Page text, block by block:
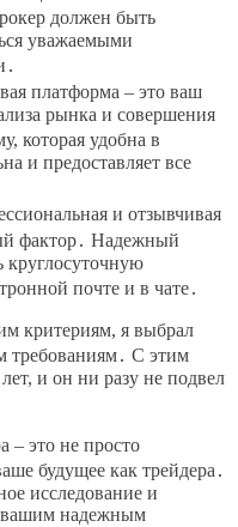
должен быть
уважаемыми
платформа – это ваш
рынка и совершения
которая удобна в
и предоставляет все
и отзывчивая
фактор․ Надежный
круглосуточную
почте и в чате․
критериям, я выбрал
требованиям․ С этим
и он ни разу не подвел
– это не просто
будущее как трейдера․
исследование и
вашим надежным